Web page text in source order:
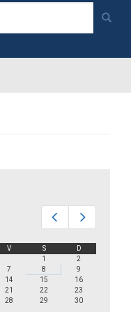
Anterior
V S
D
1
2
7 8
9
14 15
16
21 22
23
28 29
30